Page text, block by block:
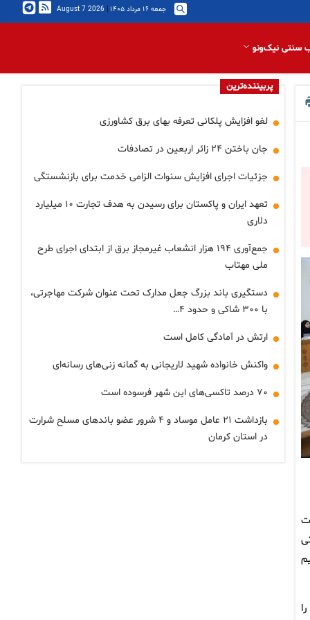
جمعه ۱۶ مرداد ۱۴۰۵ |
2026 August 7
سنتی نیک‌ونو
پربیننده‌ترین
لغو افزایش پلکانی تعرفه بهای برق کشاورزی
جان باختن ۲۴ زائر اربعین در تصادفات
جزئیات اجرای افزایش سنوات الزامی خدمت برای بازنشستگی
تعهد ایران و پاکستان برای رسیدن به هدف تجارت ۱۰ میلیارد
دلاری
جمع‌آوری ۱۹۴ هزار انشعاب غیرمجاز برق از ابتدای اجرای طرح
ملی مهتاب
دستگیری باند بزرگ جعل مدارک تحت عنوان شرکت مهاجرتی،
با ۳۰۰ شاکی و حدود ۴…
ارتش در آمادگی کامل است
واکنش خانواده شهید لاریجانی به گمانه زنی‌های رسانه‌ای
۷۰ درصد تاکسی‌های این شهر فرسوده است
بازداشت ۲۱ عامل موساد و ۴ شرور عضو باندهای مسلح شرارت
در استان کرمان